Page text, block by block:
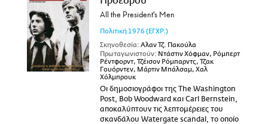
All the President's Men
Πολιτική1976 (ΕΓΧΡ.)
Σκηνοθεσία: Αλαν Τζ. Πακούλα
Πρωταγωνιστούν: Ντάστιν Χόφμαν, Ρόμπερτ
Ρέντφορντ, Τζέισον Ρόμπαρντς, Τζακ
Γουόρντεν, Μάρτιν Μπάλσαμ, Χαλ
Χόλμπρουκ
Οι δημοσιογράφοι της The Washington
Post, Bob Woodward και Carl Bernstein,
αποκαλύπτουν τις λεπτομέρειες του
σκανδάλου Watergate scandal, το οποίο